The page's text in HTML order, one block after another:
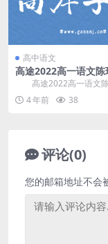
高中语文
高途2022高一语文陈
班 网盘分享
高途2022高一语文陈
班，网盘分享高中语文课
高清视频。 ...
4 年前 38
评论(0)
您的邮箱地址不会